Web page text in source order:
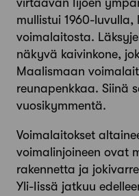
virtaavan Iijoen
mullistui 1960-luvulla,
voimalaitosta.
näkyvä kaivinkone,
Maalismaan
reunapenkkaa. Siinä
vuosikymmentä.
Voimalaitokset
voimalinjoineen ovat
rakennetta ja
Yli-Iissä jatkuu